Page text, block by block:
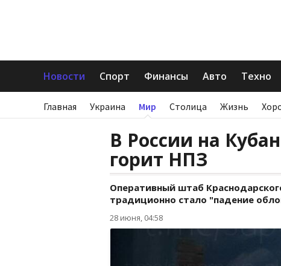
Новости Спорт Финансы Авто Техно
Главная Украина Мир Столица Жизнь
В России на
горит НПЗ
Оперативный штаб
традиционно стало "падение
28 июня, 04:58